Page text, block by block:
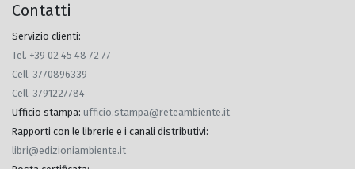
Contatti
Servizio clienti:
Tel. +39 02 45 48 72 77
Cell. 3770896339
Cell. 3791227784
Ufficio stampa: ufficio.stampa@reteambiente.it
Rapporti con le librerie e i canali distributivi:
libri@edizioniambiente.it